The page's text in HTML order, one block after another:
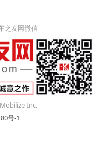
之友网微信
Inc.
号-1